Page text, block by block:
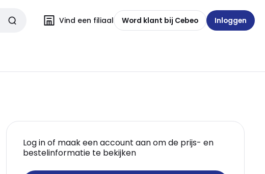
Vind een filiaal Word klant bij Cebeo Inloggen
Log in of maak een account aan om de prijs- en
bestelinformatie te bekijken